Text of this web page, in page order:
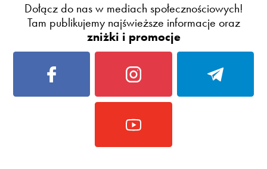
Dołącz do nas w mediach społecznościowych!
Tam publikujemy najświeższe informacje oraz
zniżki i promocje